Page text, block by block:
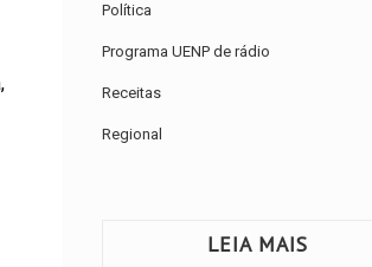
Política
Programa UENP de rádio
Receitas
Regional
LEIA MAIS